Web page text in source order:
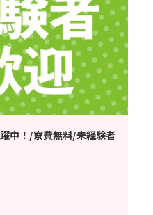
中！/寮費無料/未経験者